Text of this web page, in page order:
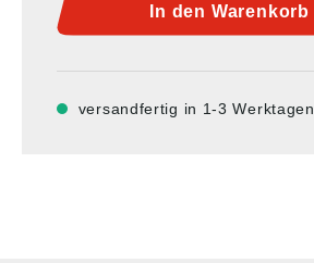
In den Warenkorb
versandfertig in 1-3 Werktagen